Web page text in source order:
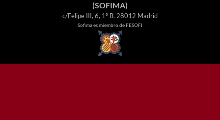
(SOFIMA)
c/Felipe III, 6, 1º B. 28012 Madrid
Sofima es miembro de FESOFI